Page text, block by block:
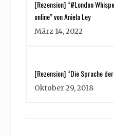
[Rezension] “#London
online” von Aniela Ley
März 14, 2022
[Rezension] “Die Sprache
Oktober 29, 2018